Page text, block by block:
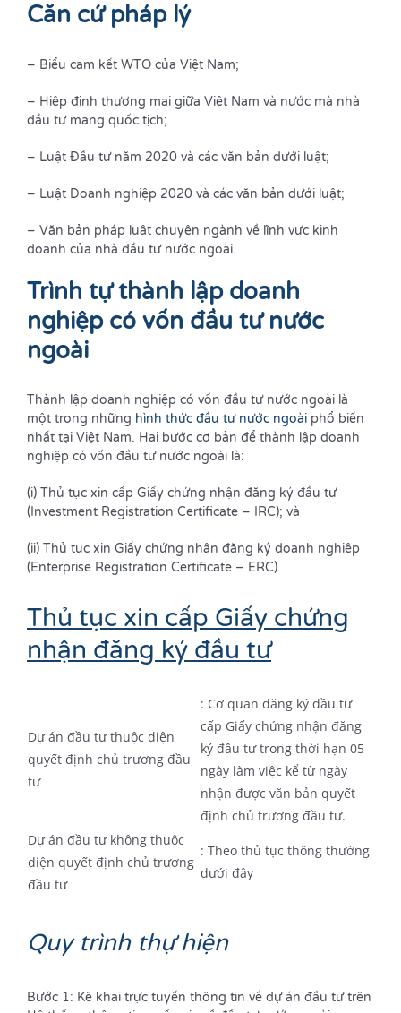
Căn cứ pháp lý
– Biểu cam kết WTO của Việt Nam;
– Hiệp định thương mại giữa Việt Nam và nước mà nhà
đầu tư mang quốc tịch;
– Luật Đầu tư năm 2020 và các văn bản dưới luật;
– Luật Doanh nghiệp 2020 và các văn bản dưới luật;
– Văn bản pháp luật chuyên ngành về lĩnh vực kinh
doanh của nhà đầu tư nước ngoài.
Trình tự thành lập doanh
nghiệp có vốn đầu tư nước
ngoài
Thành lập doanh nghiệp có vốn đầu tư nước ngoài là
một trong những hình thức đầu tư nước ngoàiphổ biến
nhất tại Việt Nam. Hai bước cơ bản để thành lập doanh
nghiệp có vốn đầu tư nước ngoài là:
(i) Thủ tục xin cấp Giấy chứng nhận đăng ký đầu tư
(Investment Registration Certificate – IRC); và
(ii) Thủ tục xin Giấy chứng nhận đăng ký doanh nghiệp
(Enterprise Registration Certificate – ERC).
Thủ tục xin cấp Giấy chứng
nhận đăng ký đầu tư
Dự án đầu tư thuộc diện
quyết định chủ trương đầu
tư
: Cơ quan đăng ký đầu tư
cấp Giấy chứng nhận đăng
ký đầu tư trong thời hạn 05
ngày làm việc kể từ ngày
nhận được văn bản quyết
định chủ trương đầu tư.
Dự án đầu tư không thuộc
diện quyết định chủ trương
đầu tư
: Theo thủ tục thông thường
dưới đây
Quy trình thự hiện
Bước 1: Kê khai trực tuyến thông tin về dự án đầu tư trên